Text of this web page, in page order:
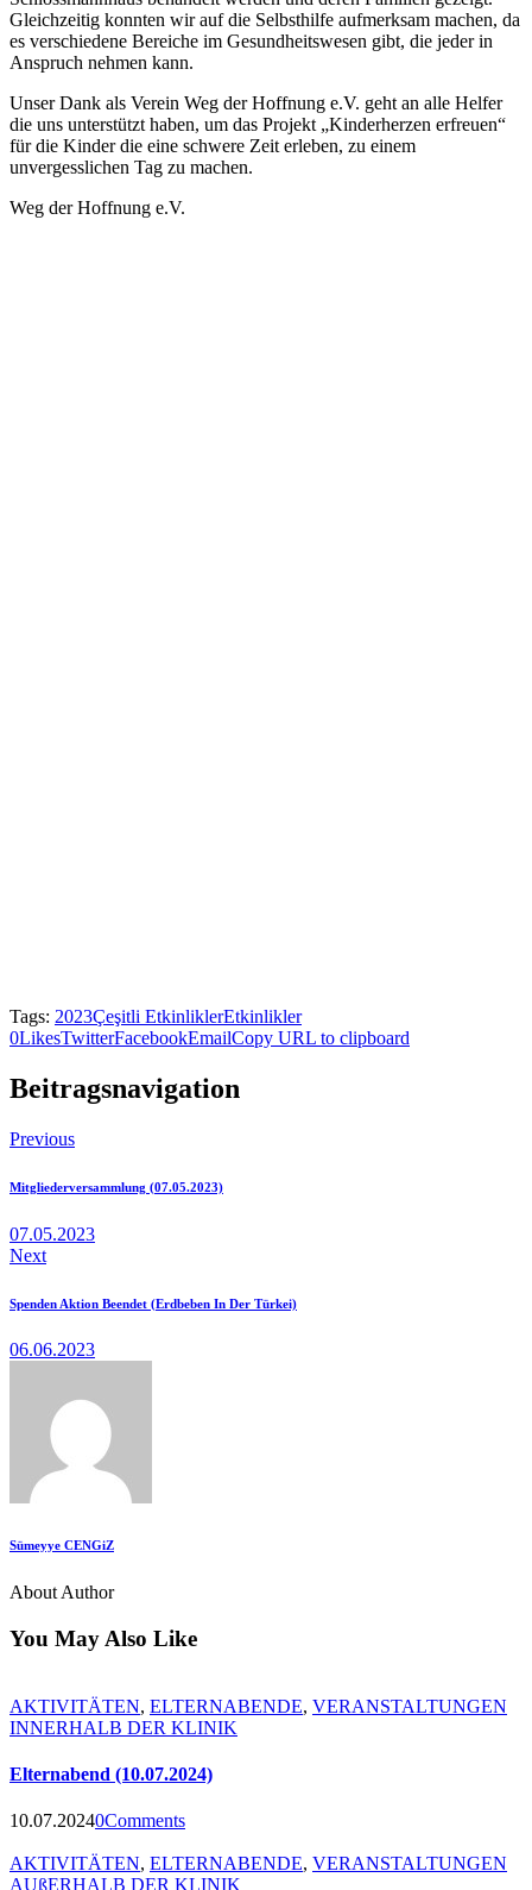
Gleichzeitig konnten wir auf die Selbsthilfe aufmerksam machen, da
es verschiedene Bereiche im Gesundheitswesen gibt, die jeder in
Anspruch nehmen kann.
Unser Dank als Verein Weg der Hoffnung e.V. geht an alle Helfer
die uns unterstützt haben, um das Projekt „Kinderherzen erfreuen“
für die Kinder die eine schwere Zeit erleben, zu einem
unvergesslichen Tag zu machen.
Weg der Hoffnung e.V.
Tags: 2023Çeşitli EtkinliklerEtkinlikler
0LikesTwitterFacebookEmailCopy URL to clipboard
Beitragsnavigation
Previous
Mitgliederversammlung (07.05.2023)
07.05.2023
Next
Spenden Aktion Beendet (Erdbeben In Der Türkei)
06.06.2023
Sümeyye CENGiZ
About Author
You May Also Like
AKTIVITÄTEN, ELTERNABENDE, VERANSTALTUNGEN
INNERHALB DER KLINIK
Elternabend (10.07.2024)
10.07.20240Comments
AKTIVITÄTEN, ELTERNABENDE, VERANSTALTUNGEN
AUßERHALB DER KLINIK